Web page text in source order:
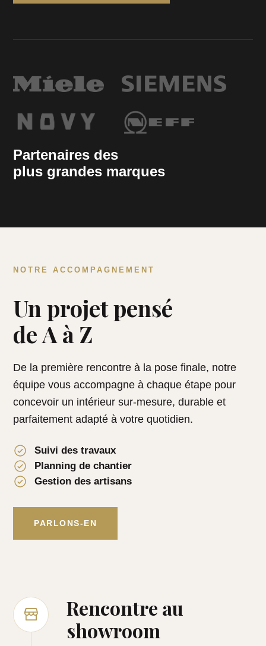
Partenaires des
plus grandes marques
NOTRE ACCOMPAGNEMENT
Un projet pensé
de A à Z
De la première rencontre à la pose finale, notre
équipe vous accompagne à chaque étape pour
concevoir un intérieur sur-mesure, durable et
parfaitement adapté à votre quotidien.
Suivi des travaux
Planning de chantier
Gestion des artisans
PARLONS-EN
Rencontre au
showroom